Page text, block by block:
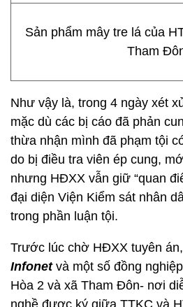
Sản phẩm mây tre lá của
Tham
Như vậy là, trong 4 ngày xét
mặc dù các bị cáo đã phản
thừa nhận mình đã phạm tội
do bị điều tra viên ép cung,
nhưng HĐXX vẫn giữ “quan
đại diện Viện Kiểm sát nhân
trong phần luận tội.
Trước lúc chờ HĐXX tuyên
Infonetvà một số đồng
Hòa 2 và xã Tham Đôn- nơi
nghề được ký giữa TTKC và